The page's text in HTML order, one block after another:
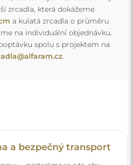
I když si objednáte zrcadlo
počítat s rychlým doručením.
naše zrcadla.